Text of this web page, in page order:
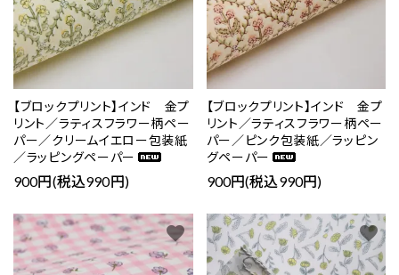
【ブロックプリント】インド 金プ
リント／ラティスフラワー柄ペー
パー／クリームイエロー包装紙
／ラッピングペーパー
900円(税込990円)
【ブロックプリント】インド 金プ
リント／ラティスフラワー柄ペー
パー／ピンク包装紙／ラッピン
グペーパー
900円(税込990円)
favorite favorite